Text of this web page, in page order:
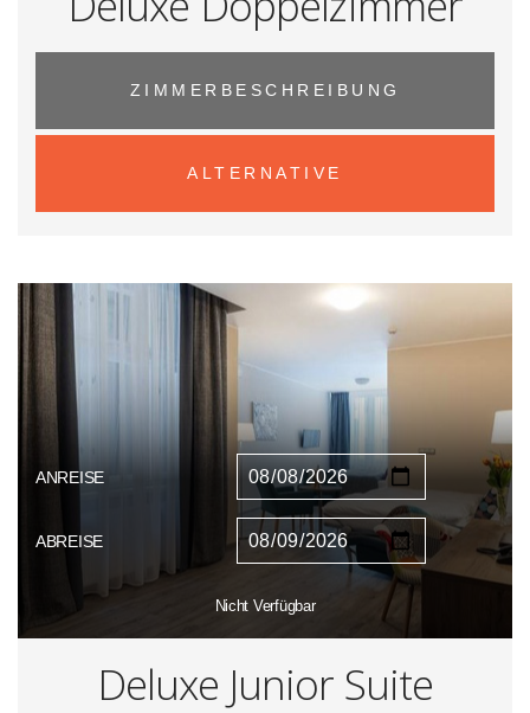
ZIMMERBESCHREIBUNG
ALTERNATIVE
ANREISE
ABREISE
Nicht Verfügbar
Deluxe Junior Suite